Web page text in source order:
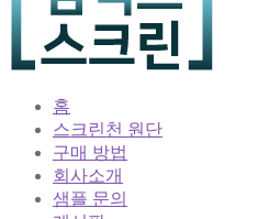
홈
스크린천 원단
구매 방법
회사소개
샘플 문의